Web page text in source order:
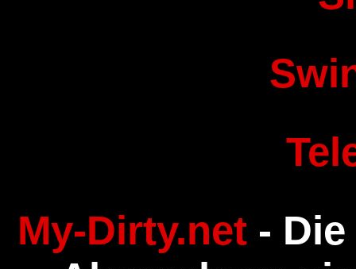
My-Dirty.net -